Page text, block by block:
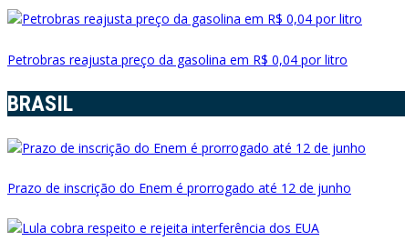
Petrobras reajusta preço da gasolina em R$ 0,04 por litro
BRASIL
Prazo de inscrição do Enem é prorrogado até 12 de junho